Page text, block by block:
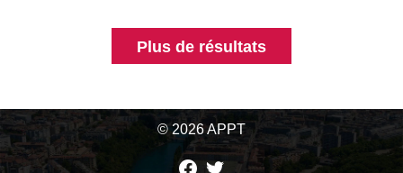
Plus de résultats
© 2026 APPT